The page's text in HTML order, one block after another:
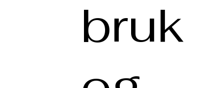
bruk